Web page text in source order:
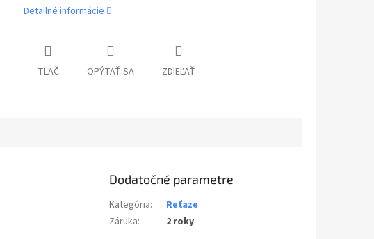
Detailné informácie
TLAČ OPÝTAŤ SA ZDIEĽAŤ
Dodatočné parametre
Kategória:
Reťaze
Záruka: 2 roky